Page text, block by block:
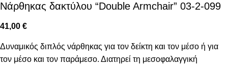
Νάρθηκας δακτύλου “Double Armchair” 03-2-099
41,00 €
Δυναμικός διπλός νάρθηκας για τον δείκτη και τον μέσο ή για
τον μέσο και τον παράμεσο. Διατηρεί τη μεσοφαλαγγική